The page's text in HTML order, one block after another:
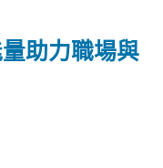
助力職場與